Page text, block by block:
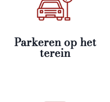
Parkeren op het
terein